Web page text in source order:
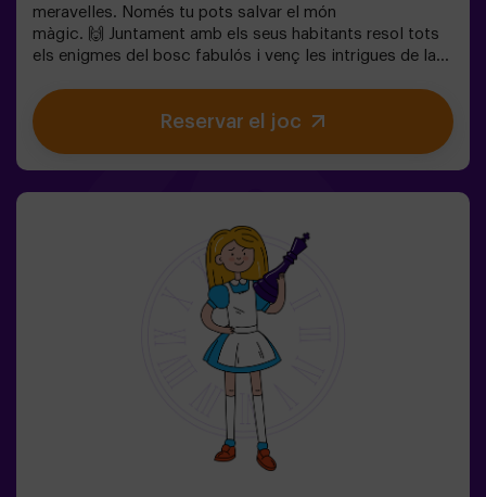
meravelles. Només tu pots salvar el món
màgic. 🙌 Juntament amb els seus habitants resol tots
els enigmes del bosc fabulós i venç les intrigues de la
captivador de la teva vida amb Alicia i el conill? 🐇És un
joc d'escapada infantil destinat per a nens de 6 a 13
anys!✅ Ideal per a nens | famílies | aniversaris
monitor (consulta'ns les condicions). ⚠️ Passes estrets
Reservar el joc